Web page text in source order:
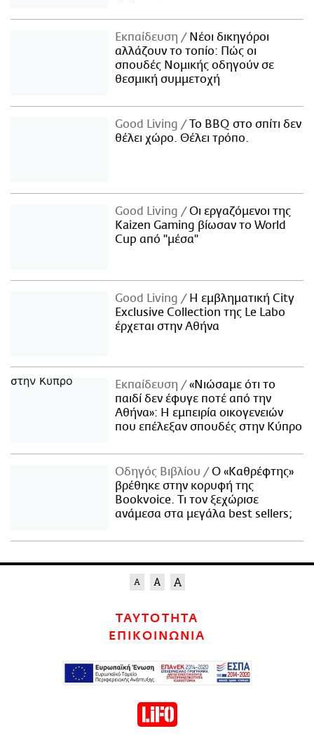
Εκπαίδευση
Νέοι δικηγόροι
αλλάζουν το τοπίο: Πώς οι
σπουδές Νομικής οδηγούν σε
θεσμική συμμετοχή
Good Living
Το BBQ στο σπίτι δεν
θέλει χώρο. Θέλει τρόπο.
Good Living
Οι εργαζόμενοι της
Kaizen Gaming βίωσαν το World
Cup από "μέσα"
Good Living
Η εμβληματική City
Exclusive Collection της Le Labo
έρχεται στην Αθήνα
Εκπαίδευση
«Νιώσαμε ότι το
παιδί δεν έφυγε ποτέ από την
Αθήνα»: Η εμπειρία οικογενειών
που επέλεξαν σπουδές στην Κύπρο
Οδηγός Βιβλίου
Ο «Καθρέφτης»
βρέθηκε στην κορυφή της
Bookvoice. Τι τον ξεχώρισε
ανάμεσα στα μεγάλα best sellers;
ΤΑΥΤΟΤΗΤΑ
ΕΠΙΚΟΙΝΩΝΙΑ